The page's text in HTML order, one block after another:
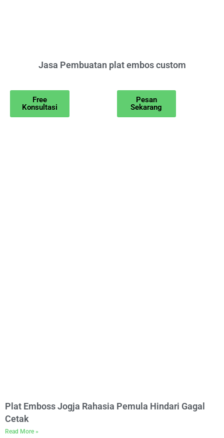
Jasa Pembuatan plat embos custom
Free
Konsultasi
Pesan
Sekarang
Plat Emboss Jogja Rahasia Pemula Hindari Gagal
Cetak
Read More »